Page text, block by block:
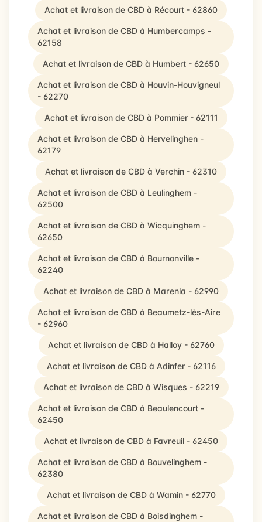
Achat et livraison de CBD à Récourt - 62860
Achat et livraison de CBD à Humbercamps -
62158
Achat et livraison de CBD à Humbert - 62650
Achat et livraison de CBD à Houvin-Houvigneul
- 62270
Achat et livraison de CBD à Pommier - 62111
Achat et livraison de CBD à Hervelinghen -
62179
Achat et livraison de CBD à Verchin - 62310
Achat et livraison de CBD à Leulinghem -
62500
Achat et livraison de CBD à Wicquinghem -
62650
Achat et livraison de CBD à Bournonville -
62240
Achat et livraison de CBD à Marenla - 62990
Achat et livraison de CBD à Beaumetz-lès-Aire
- 62960
Achat et livraison de CBD à Halloy - 62760
Achat et livraison de CBD à Adinfer - 62116
Achat et livraison de CBD à Wisques - 62219
Achat et livraison de CBD à Beaulencourt -
62450
Achat et livraison de CBD à Favreuil - 62450
Achat et livraison de CBD à Bouvelinghem -
62380
Achat et livraison de CBD à Wamin - 62770
Achat et livraison de CBD à Boisdinghem -